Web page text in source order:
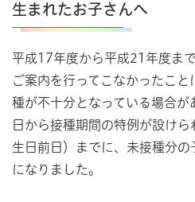
生まれたお子さんへ
平成17年度から平成21年度ま
ご案内を行ってこなかったこ
種が不十分となっている場合
日から接種期間の特例が設け
生日前日）までに、未接種分の
になりました。